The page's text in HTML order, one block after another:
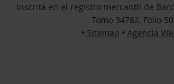
Inscrita en el registro mercantil de
Tomo 34782, Folio 50
• Sitemap • Agencia